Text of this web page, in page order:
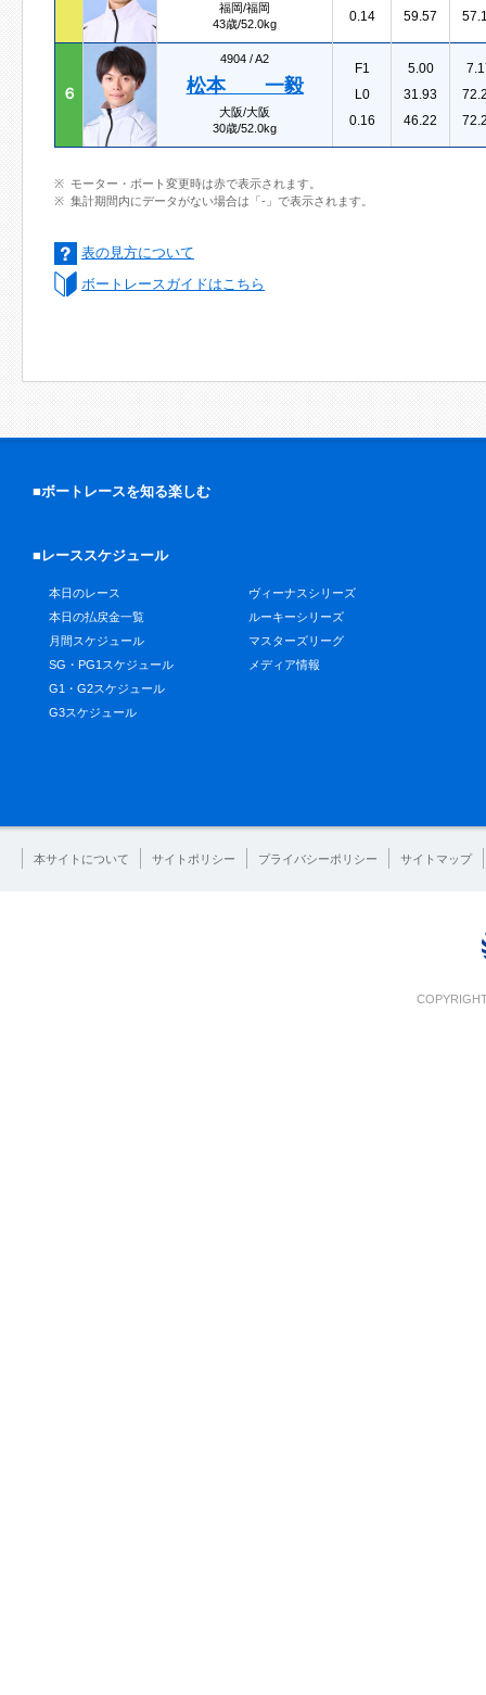
福岡/福岡
43歳/52.0kg
0.14
59.57
６
4904 /A2
松本 一毅
大阪/大阪
30歳/52.0kg
F1
L0
0.16
5.00
31.93
46.22
モーター・ボート変更時は赤で表示されます。
集計期間内にデータがない場合は「-」で表示されます。
表の見方について
ボートレースガイドはこちら
■ボートレースを知る楽しむ
■レーススケジュール
本日のレース
本日の払戻金一覧
月間スケジュール
SG・PG1スケジュール
G1・G2スケジュール
G3スケジュール
ヴィーナスシリーズ
ルーキーシリーズ
マスターズリーグ
メディア情報
本サイトについて サイトポリシー プライバシーポリシー サイトマップ